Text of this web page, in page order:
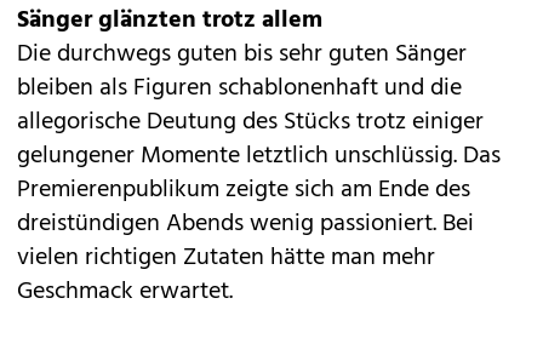
Sänger glänzten trotz allem
Die durchwegs guten bis sehr guten Sänger
bleiben als Figuren schablonenhaft und die
allegorische Deutung des Stücks trotz einiger
gelungener Momente letztlich unschlüssig. Das
Premierenpublikum zeigte sich am Ende des
dreistündigen Abends wenig passioniert. Bei
vielen richtigen Zutaten hätte man mehr
Geschmack erwartet.